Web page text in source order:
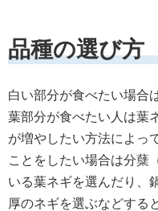
品種の選び方
白い部分が食べたい場合
葉部分が食べたい人は葉
が増やしたい方法によっ
ことをしたい場合は分蘖
いる葉ネギを選んだり、
厚のネギを選ぶなどする